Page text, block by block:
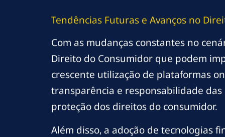
Tendências Futuras e Avanços no
Com as mudanças constantes no
Direito do Consumidor que podem
crescente utilização de plataformas
transparência e responsabilidade
proteção dos direitos do consumidor.
Além disso, a adoção de tecnologias